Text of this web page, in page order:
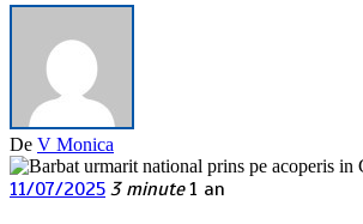
De V Monica
11/07/2025 3 minute 1 an